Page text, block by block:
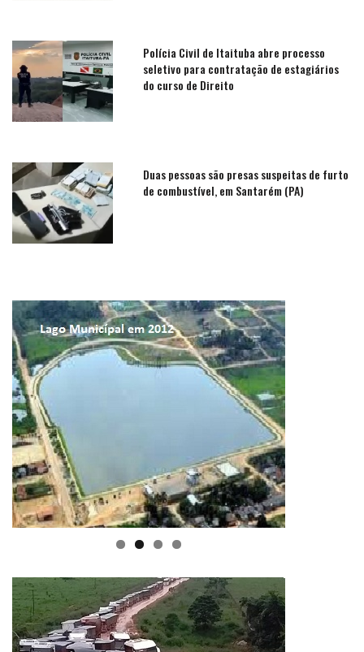
Polícia Civil de Itaituba abre processo
seletivo para contratação de estagiários
do curso de Direito
Duas pessoas são presas suspeitas de furto
de combustível, em Santarém (PA)